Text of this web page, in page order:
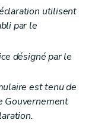
utilisent
par le
désigné par le
est tenu de
Gouvernement